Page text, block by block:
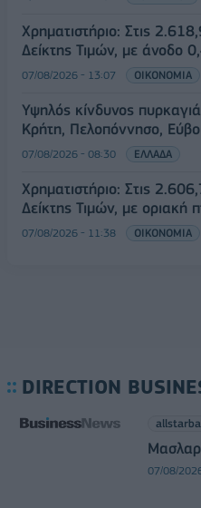
Χρηματιστήριο: Στις
Δείκτης Τιμών, με άνοδο
07/08/2026 - 13:07 ΟΙΚΟΝΟΜΙΑ
Υψηλός κίνδυνος
Κρήτη, Πελοπόννησο,
07/08/2026 - 08:30 ΕΛΛΑΔΑ
Χρηματιστήριο: Στις
Δείκτης Τιμών, με οριακή
07/08/2026 - 11:38 ΟΙΚΟΝΟΜΙΑ
DIRECTION
07/08/